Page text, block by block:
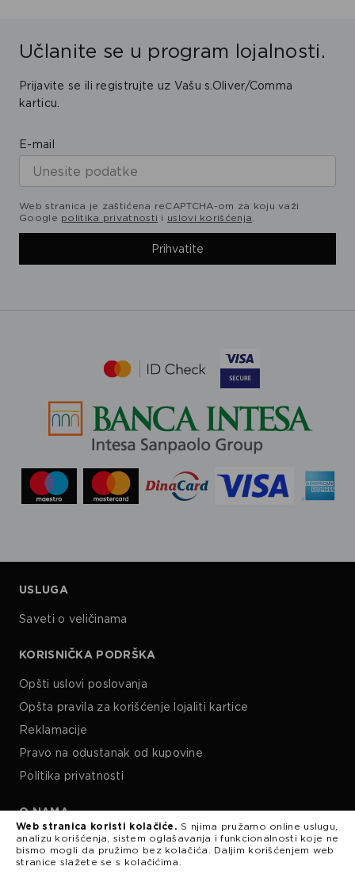
Učlanite se u program lojalnosti.
Prijavite se ili registrujte uz Vašu s.Oliver/Comma
karticu.
E-mail
Web stranica je zaštićena reCAPTCHA-om za koju važi
Google politika privatnosti i uslovi korišćenja.
Prihvatite
USLUGA
Saveti o veličinama
KORISNIČKA PODRŠKA
Opšti uslovi poslovanja
Opšta pravila za korišćenje lojaliti kartice
Reklamacije
Pravo na odustanak od kupovine
Politika privatnosti
O NAMA
Kariera
Web stranica koristi kolačiće. S njima pružamo online uslugu,
analizu korišćenja, sistem oglašavanja i funkcionalnosti koje ne
bismo mogli da pružimo bez kolačića. Daljim korišćenjem web
stranice slažete se s kolačićima.